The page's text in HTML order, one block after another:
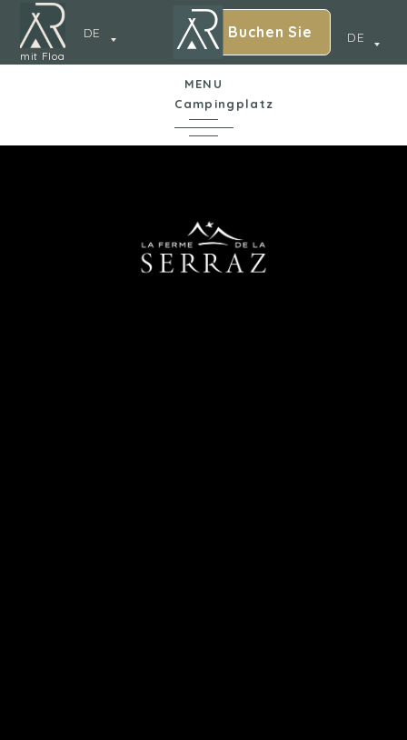
DE
mit Floa
DE Buchen Sie
MENU
Campingplatz
Der Campingplatz
Wasserpark